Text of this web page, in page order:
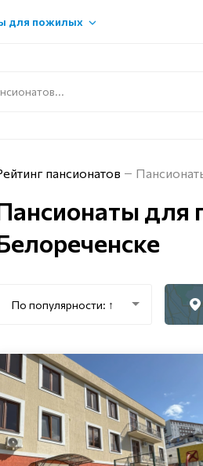
для пожилых
пансионатов
для
По популярности: ↑